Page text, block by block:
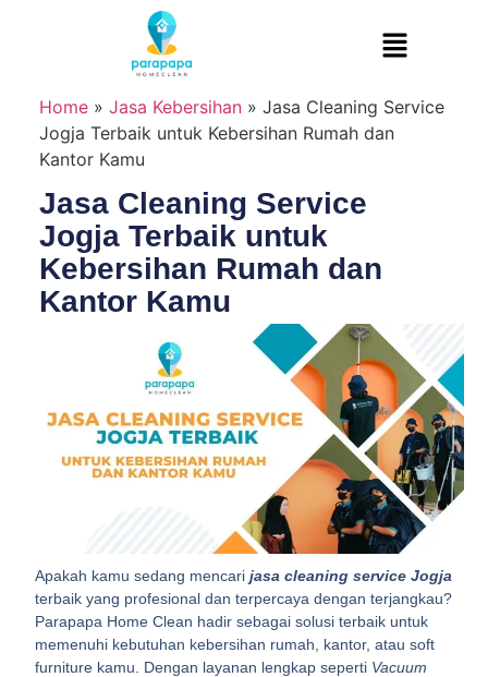
Home» Jasa Kebersihan» Jasa Cleaning Service
Jogja Terbaik untuk Kebersihan Rumah dan
Kantor Kamu
Jasa Cleaning Service
Jogja Terbaik untuk
Kebersihan Rumah dan
Kantor Kamu
Apakah kamu sedang mencarijasa cleaning service Jogja
terbaik yang profesional dan terpercaya dengan terjangkau?
Parapapa Home Clean hadir sebagai solusi terbaik untuk
memenuhi kebutuhan kebersihan rumah, kantor, atau soft
furniture kamu. Dengan layanan lengkap seperti Vacuum